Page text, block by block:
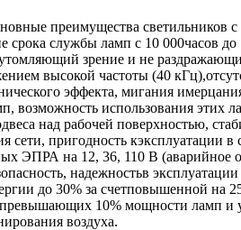
преимущества светильников с
срока службы ламп с 10 000часов
зрение и не
высокой частоты (40
эффекта, мигания
возможность использования этих
над рабочей поверхностью,
сети, пригодность кэксплуатации
ЭПРА на 12, 36, 110 В (аварийное
надежностьв
до 30% за счетповышенной на
10% мощности ламп и
воздуха.